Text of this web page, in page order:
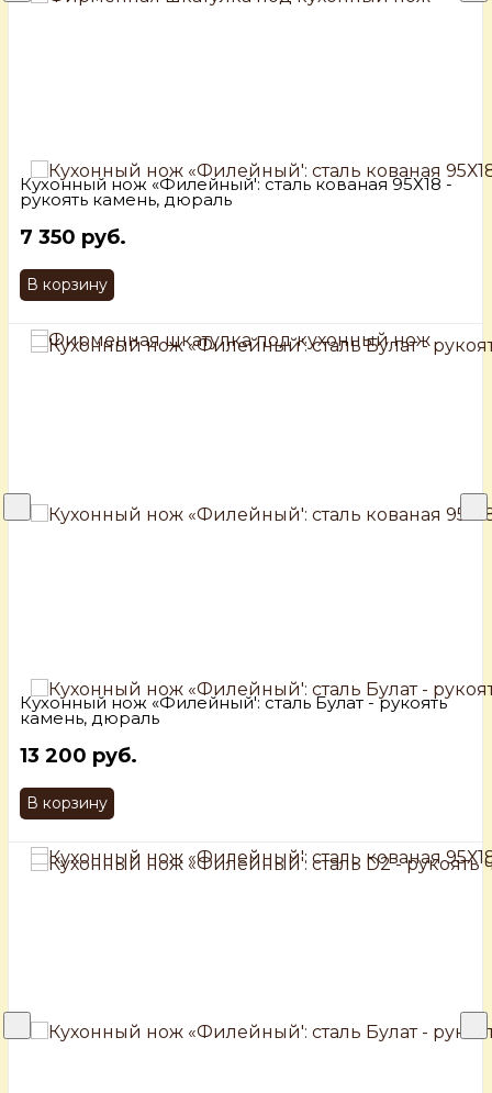
Кухонный нож «Филейный': сталь кованая 95Х18 -
рукоять камень, дюраль
7 350 руб.
В корзину
Кухонный нож «Филейный': сталь Булат - рукоять
камень, дюраль
13 200 руб.
В корзину